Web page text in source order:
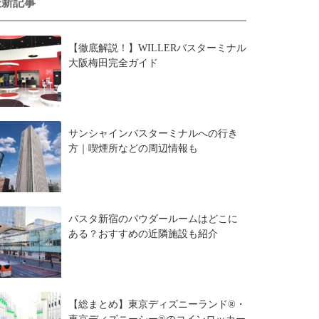
記事
【徹底解説！】WILLERバスターミナル
大阪梅田完全ガイド
サンシャインバスターミナルへの行き
方｜喫煙所などの周辺情報も
バスタ新宿のパウダールームはどこに
ある？おすすめの近隣施設も紹介
【総まとめ】東京ディズニーランド®・